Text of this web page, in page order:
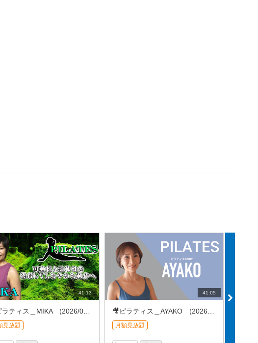
41:13
見放題
41:05
月額見放題